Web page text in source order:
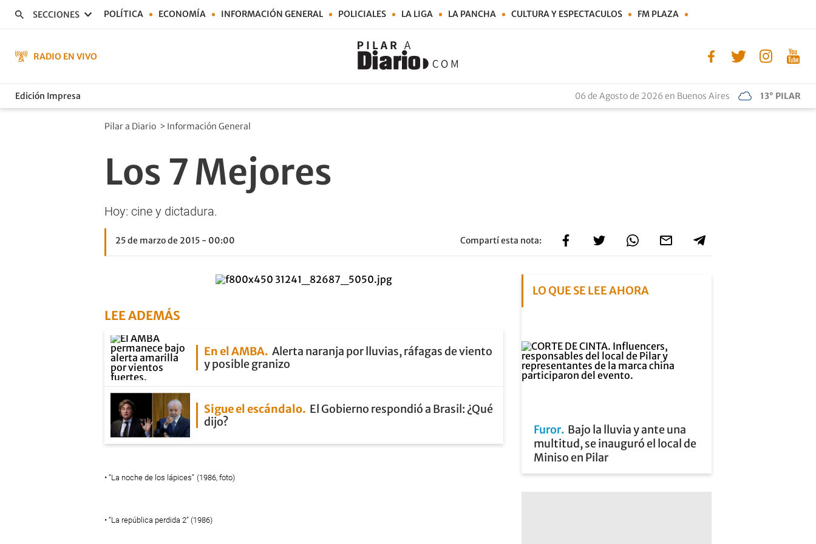
SECCIONES POLÍTICA ECONOMÍA INFORMACIÓN GENERAL POLICIALES LA LIGA LA PANCHA CULTURA Y ESPECTACULOS FM PLAZA
RADIO EN VIVO
Edición Impresa 06 de Agosto de 2026 en Buenos Aires 13° PILAR
Pilar a Diario > Información General
Los 7 Mejores
Hoy: cine y dictadura.
25 de marzo de 2015 - 00:00 Compartí esta nota:
LEE ADEMÁS
En el AMBA Alerta naranja por lluvias, ráfagas de viento
y posible granizo
Sigue el escándalo El Gobierno respondió a Brasil: ¿Qué
dijo?
• “La noche de los lápices” (1986, foto)
• “La república perdida 2” (1986)
LO QUE SE LEE AHORA
Furor Bajo la lluvia y ante una
multitud, se inauguró el local de
Miniso en Pilar